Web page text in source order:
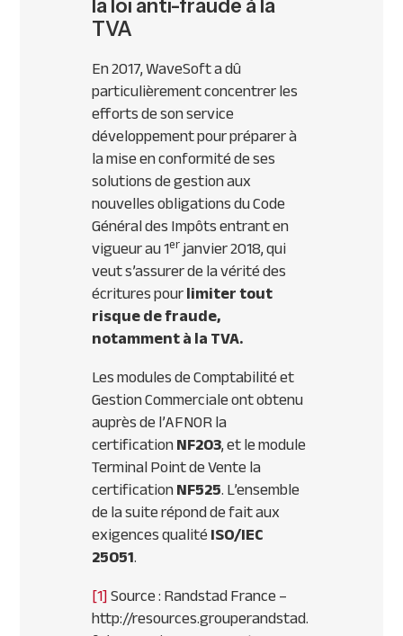
la loi anti-fraude à la
TVA
En 2017, WaveSoft a dû
particulièrement concentrer les
efforts de son service
développement pour préparer à
la mise en conformité de ses
solutions de gestion aux
nouvelles obligations du Code
Général des Impôts entrant en
vigueur au 1erjanvier 2018, qui
veut s’assurer de la vérité des
écritures pourlimiter tout
risque de fraude,
notamment à la TVA.
Les modules de Comptabilité et
Gestion Commerciale ont obtenu
auprès de l’AFNOR la
certificationNF203, et le module
Terminal Point de Vente la
certificationNF525. L’ensemble
de la suite répond de fait aux
exigences qualitéISO/IEC
25051.
[1]Source : Randstad France –
http://resources.grouperandstad.